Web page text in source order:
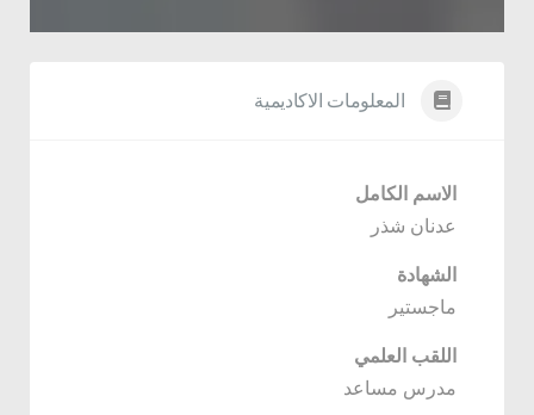
المعلومات الاكاديمية
الاسم الكامل
عدنان شذر
الشهادة
ماجستير
اللقب العلمي
مدرس مساعد